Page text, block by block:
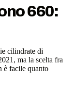
660:
cilindrate di
ma la scelta fra
è facile quanto